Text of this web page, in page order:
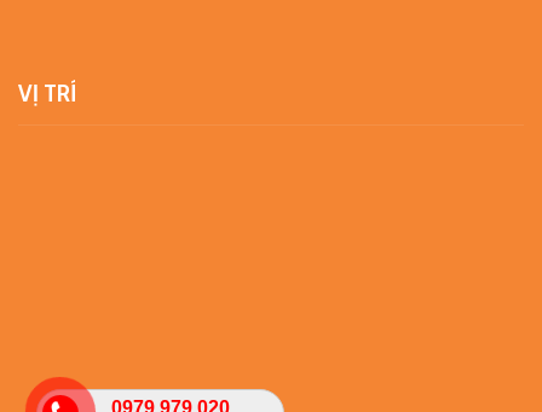
0979.979.020
VỊ TRÍ